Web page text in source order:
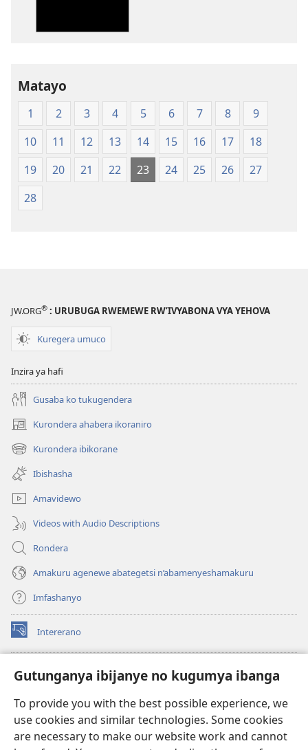
Gutunganya ibijanye no kugumya ibanga
To provide you with the best possible experience, we
use cookies and similar technologies. Some cookies
are necessary to make our website work and cannot
Matayo
1 2 3 4 5 6 7 8
9
10
11 12 13 14 15 16 17
18
19
20 21 22 23 24 25 26
27
28
JW.ORG® : URUBUGA RWEMEWE RW’IVYABONA VYA YEHOVA
Kuregera umuco
Inzira ya hafi
Gusaba ko tukugendera
Kurondera ahabera ikoraniro
(opens
new
window)
Kurondera ibikorane
(opens
new
window)
Ibishasha
Amavidewo
Videos with Audio Descriptions
Rondera
Amakuru agenewe abategetsi n’abamenyeshamakuru
Imfashanyo
Intererano
(opens
new
Icegeranyo c'ibitabu co kuri internet ca Watchtower
(opens
window)JW Hub
(opens
new
window)JW Library